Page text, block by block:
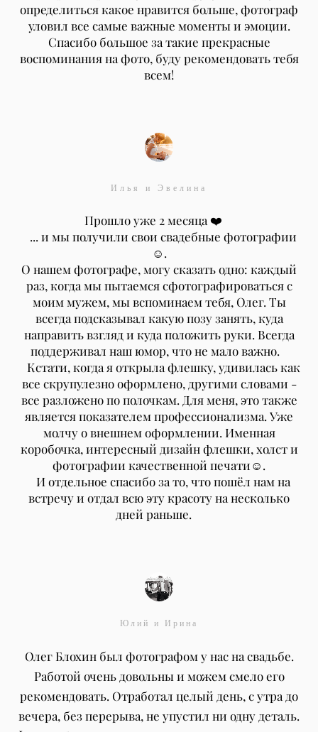
определиться какое нравится больше, фотограф
уловил все самые важные моменты и эмоции.
Спасибо большое за такие прекрасные
воспоминания на фото, буду рекомендовать тебя
всем!
Илья и Эвелина
Прошло уже 2 месяца ❤️ ⠀
⠀... и мы получили свои свадебные фотографии
☺️.
О нашем фотографе, могу сказать одно: каждый
раз, когда мы пытаемся сфотографироваться с
моим мужем, мы вспоминаем тебя, Олег. Ты
всегда подсказывал какую позу занять, куда
направить взгляд и куда положить руки. Всегда
поддерживал наш юмор, что не мало важно.⠀
⠀Кстати, когда я открыла флешку, удивилась как
все скрупулезно оформлено, другими словами -
все разложено по полочкам. Для меня, это также
является показателем профессионализма. Уже
молчу о внешнем оформлении. Именная
коробочка, интересный дизайн флешки, холст и
фотографии качественной печати☺️.
⠀И отдельное спасибо за то, что пошёл нам на
встречу и отдал всю эту красоту на несколько
дней раньше. ⠀
Юлий и Ирина
Олег Блохин был фотографом у нас на свадьбе.
Работой очень довольны и можем смело его
рекомендовать. Отработал целый день, с утра до
вечера, без перерыва, не упустил ни одну деталь.